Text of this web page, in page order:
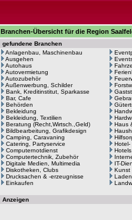
Branchen-Übersicht für die Region
gefundene Branchen
Anlagenbau, Maschinenbau
Ausgehen
Autohaus
Autovermietung
Autozubehör
Außenwerbung, Schilder
Bank, Kreditinstitut, Sparkasse
Bar, Cafe
Behörden
Bekleidung
Bekleidung, Textilien
Beratung (Recht,Wirtsch.,Geld)
Bildbearbeitung, Grafikdesign
Camping, Caravaning
Catering, Partyservice
Computernotdienst
Computertechnik, Zubehör
Digitale Medien, Multimedia
Diskotheken, Clubs
Drucksachen & -erzeugnisse
Einkaufen
Haus
Hotel-
IT-
Kunst
Anzeigen